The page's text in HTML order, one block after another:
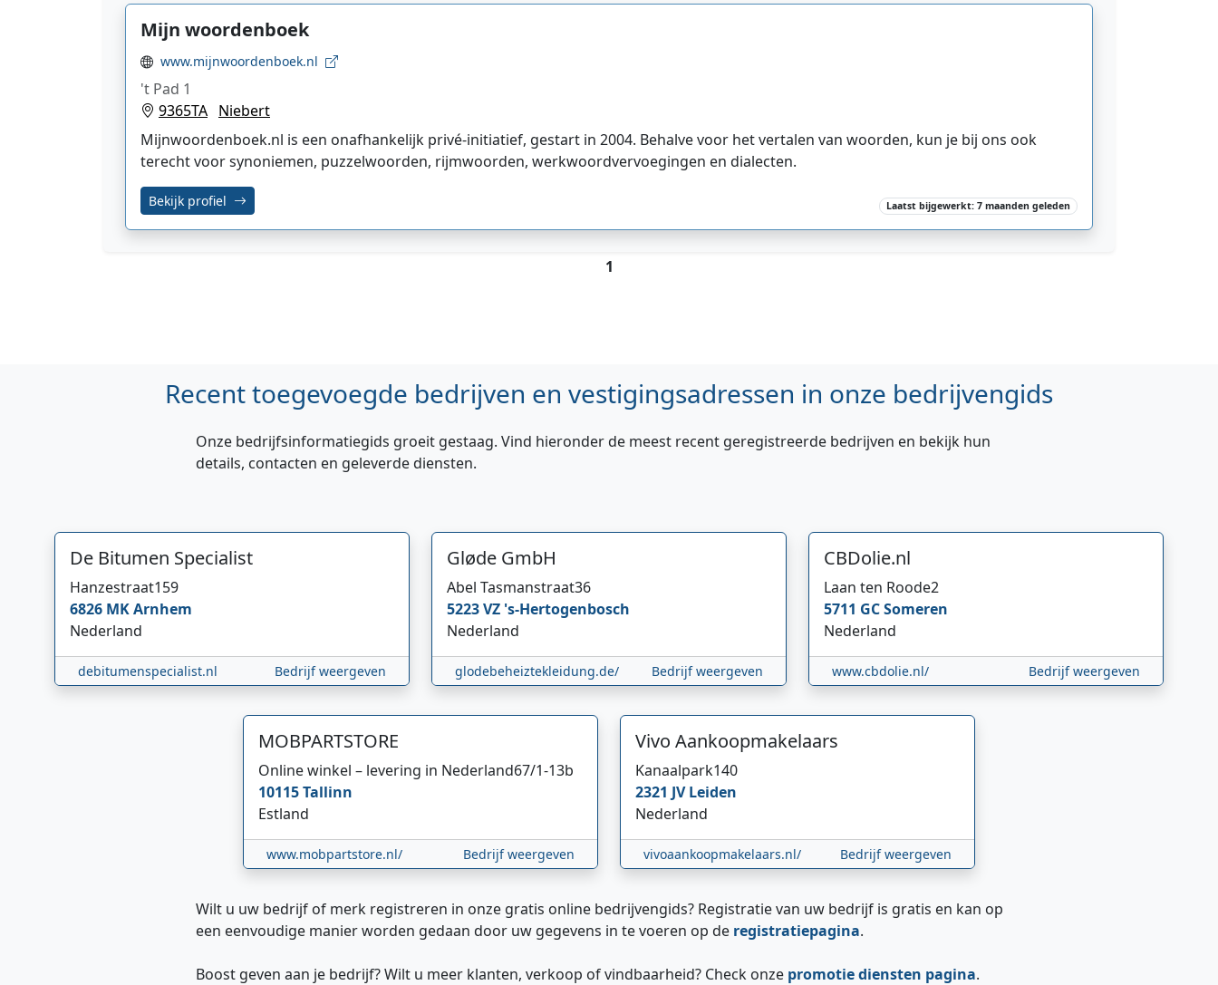
Mijn woordenboek
www.mijnwoordenboek.nl
't Pad 1
9365TA Niebert
Mijnwoordenboek.nl is een onafhankelijk privé-initiatief, gestart in 2004. Behalve voor het vertalen van woorden, kun je bij ons ook
terecht voor synoniemen, puzzelwoorden, rijmwoorden, werkwoordvervoegingen en dialecten.
Bekijk profiel Laatst bijgewerkt: 7 maanden geleden
1
Recent toegevoegde bedrijven en vestigingsadressen in onze bedrijvengids
Onze bedrijfsinformatiegids groeit gestaag. Vind hieronder de meest recent geregistreerde bedrijven en bekijk hun
details, contacten en geleverde diensten.
De Bitumen Specialist
Hanzestraat159
6826 MKArnhem
Nederland
debitumenspecialist.nl Bedrijf weergeven
Gløde GmbH
Abel Tasmanstraat36
5223 VZ 's-Hertogenbosch
Nederland
glodebeheiztekleidung.de/ Bedrijf weergeven
CBDolie.nl
Laan ten Roode2
5711 GCSomeren
Nederland
www.cbdolie.nl/ Bedrijf weergeven
MOBPARTSTORE
Online winkel – levering in Nederland67/1-13b
10115Tallinn
Estland
www.mobpartstore.nl/ Bedrijf weergeven
Vivo Aankoopmakelaars
Kanaalpark140
2321 JVLeiden
Nederland
vivoaankoopmakelaars.nl/ Bedrijf weergeven
Wilt u uw bedrijf of merk registreren in onze gratis online bedrijvengids? Registratie van uw bedrijf is gratis en kan op
een eenvoudige manier worden gedaan door uw gegevens in te voeren op de registratiepagina.
Boost geven aan je bedrijf? Wilt u meer klanten, verkoop of vindbaarheid? Check onze promotie diensten pagina.